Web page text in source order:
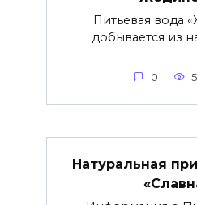
Питьевая вода
добывается из
0
Натуральная